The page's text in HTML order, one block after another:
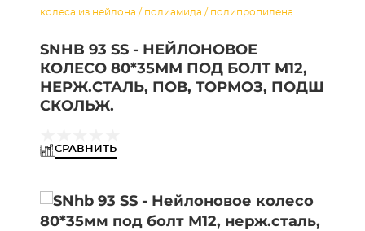
колеса из нейлона / полиамида / полипропилена
SNHB 93 SS - НЕЙЛОНОВОЕ
КОЛЕСО 80*35ММ ПОД БОЛТ М12,
НЕРЖ.СТАЛЬ, ПОВ, ТОРМОЗ, ПОДШ
СКОЛЬЖ.
СРАВНИТЬ